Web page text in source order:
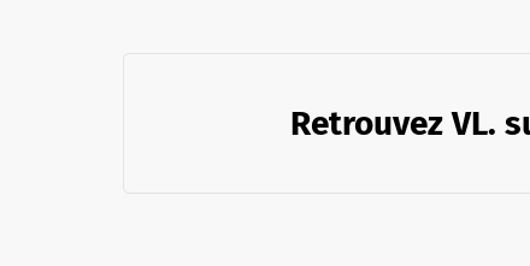
Retrouvez VL.